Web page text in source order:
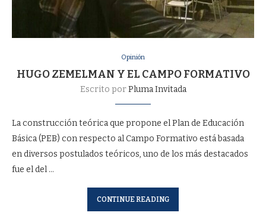
Opinión
HUGO ZEMELMAN Y EL CAMPO FORMATIVO
Escrito porPluma Invitada
La construcción teórica que propone el Plan de Educación
Básica (PEB) con respecto al Campo Formativo está basada
en diversos postulados teóricos, uno de los más destacados
fue el del …
CONTINUE READING